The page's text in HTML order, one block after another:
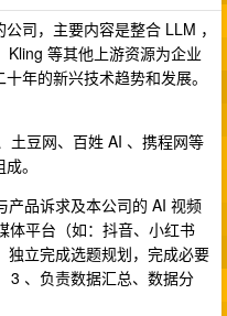
司，主要内容是整合 LLM ，
等其他上游资源为企业
年的新兴技术趋势和发展。
土豆网、百姓 AI 、携程网等
。
产品诉求及本公司的 AI 视频
体平台（如：抖音、小红书
独立完成选题规划，完成必要
3 、负责数据汇总、数据分